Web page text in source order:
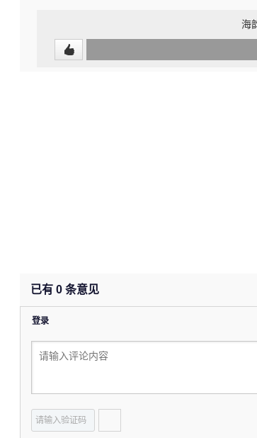
海
已有 0 条意见
登录